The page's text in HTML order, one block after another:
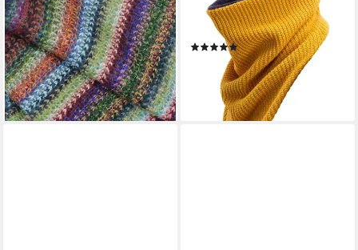
38,95 € UVP49,90 €
-22%
lieferbar - in 2-3 Werktagen bei dir
Multifunktionstuch, geeignet
für Motorrad & Fahrrad
(2)
44,95 €
lieferbar - in 5-6 Werktagen bei dir